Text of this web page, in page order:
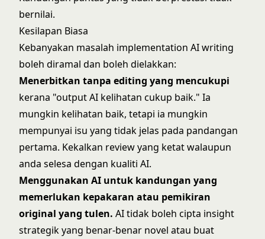
bernilai.
Kesilapan Biasa
Kebanyakan masalah implementation AI writing
boleh diramal dan boleh dielakkan:
Menerbitkan tanpa editing yang mencukupi
kerana "output AI kelihatan cukup baik." Ia
mungkin kelihatan baik, tetapi ia mungkin
mempunyai isu yang tidak jelas pada pandangan
pertama. Kekalkan review yang ketat walaupun
anda selesa dengan kualiti AI.
Menggunakan AI untuk kandungan yang
memerlukan kepakaran atau pemikiran
original yang tulen. AI tidak boleh cipta insight
strategik yang benar-benar novel atau buat